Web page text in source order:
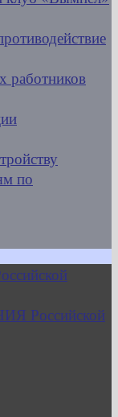
работников
по